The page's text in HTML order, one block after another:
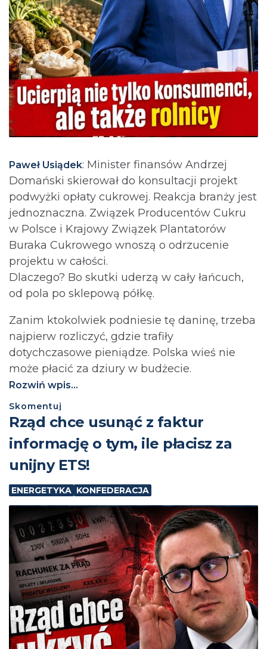
Paweł Usiądek: Minister finansów Andrzej
Domański skierował do konsultacji projekt
podwyżki opłaty cukrowej. Reakcja branży jest
jednoznaczna. Związek Producentów Cukru
w Polsce i Krajowy Związek Plantatorów
Buraka Cukrowego wnoszą o odrzucenie
projektu w całości.
Dlaczego? Bo skutki uderzą w cały łańcuch,
od pola po sklepową półkę.
Zanim ktokolwiek podniesie tę daninę, trzeba
najpierw rozliczyć, gdzie trafiły
dotychczasowe pieniądze. Polska wieś nie
może płacić za dziury w budżecie.⁩
Rozwiń wpis...
Skomentuj
Rząd chce usunąć z faktur
informację o tym, ile płacisz za
unijny ETS!
ENERGETYKA KONFEDERACJA